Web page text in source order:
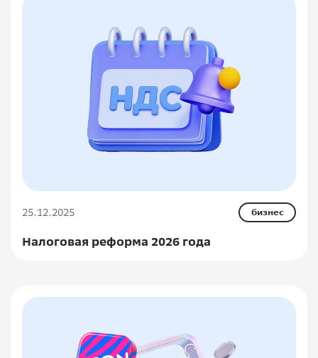
25.12.2025 бизнес
Налоговая реформа 2026 года